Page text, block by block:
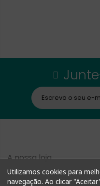
Utilizamos cookies para
navegação. Ao clicar
A nossa loja
Compra Rápida